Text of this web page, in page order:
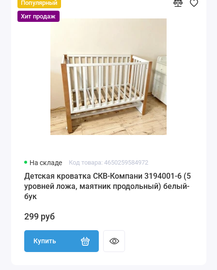
Популярный
Хит продаж
На складе Код товара: 4650259584972
Детская кроватка СКВ-Компани 3194001-6 (5
уровней ложа, маятник продольный) белый-
бук
299 руб
Купить